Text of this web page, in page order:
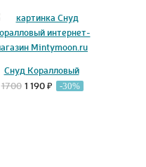
Снуд Коралловый
1700 1 190 ₽ -30%